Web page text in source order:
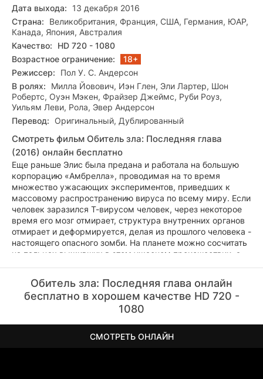
Дата выхода:
13 декабря 2016
Страна:
Великобритания, Франция, США, Германия, ЮАР,
Канада, Япония, Австралия
Качество:
HD 720 - 1080
Возрастное ограничение:
18+
Режиссер:
Пол У. С. Андерсон
В ролях:
Милла Йовович, Иэн Глен, Эли Лартер, Шон
Робертс, Оуэн Мэкен, Фрайзер Джеймс, Руби Роуз,
Уильям Леви, Рола, Эвер Андерсон
Перевод: Оригинальный, Дублированный
Смотреть фильм Обитель зла: Последняя глава
(2016) онлайн бесплатно
Еще раньше Элис была предана и работала на большую
корпорацию «Амбрелла», проводимая на то время
множество ужасающих экспериментов, приведших к
массовому распространению вируса по всему миру. Если
человек заразился Т-вирусом человек, через некоторое
время его мозг отмирает, структура внутренних органов
отмирает и деформируется, делая из прошлого человека -
настоящего опасного зомби. На планете можно сосчитать
на пальцах выживших в этом ужасном происшествии, а
последствия её работы. После того, как Вескер оказался
предателем, лишившаяся из-за него главная героиня
киноленты Обитель зла 6: Последняя глава смотреть
своё противостояние со злом, потому что хочет, чтобы
добро восторжествовало и во всём мире наконец-то
Обитель зла: Последняя глава онлайн
бесплатно в хорошем качестве HD 720 -
1080
СМОТРЕТЬ ОНЛАЙН